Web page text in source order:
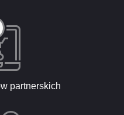
partnerskich